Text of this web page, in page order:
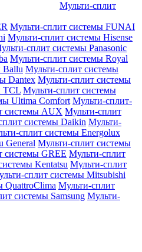
Мульти-сплит
Мульти-сплит системы FUNAI
Мульти-сплит системы Hisense
сплит системы Panasonic
Мульти-сплит системы Royal
Ballu Мульти-сплит системы
Dantex Мульти-сплит системы
TCL Мульти-сплит системы
Ultima Comfort Мульти-сплит-
системы AUX Мульти-сплит
системы Daikin Мульти-
сплит системы Energolux
General Мульти-сплит системы
системы GREE Мульти-сплит
Kentatsu Мульти-сплит
сплит системы Mitsubishi
QuattroClima Мульти-сплит
системы Samsung Мульти-